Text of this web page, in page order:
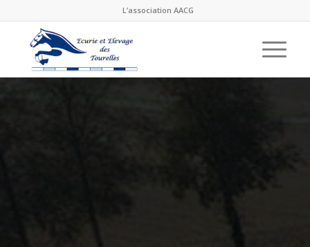
L’association AACG